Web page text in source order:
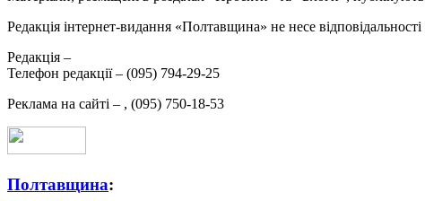
Редакція інтернет-видання «Полтавщина» не несе
Редакція –
Телефон редакції – (095) 794-29-25
Реклама на сайті – , (095) 750-18-53
Полтавщина: